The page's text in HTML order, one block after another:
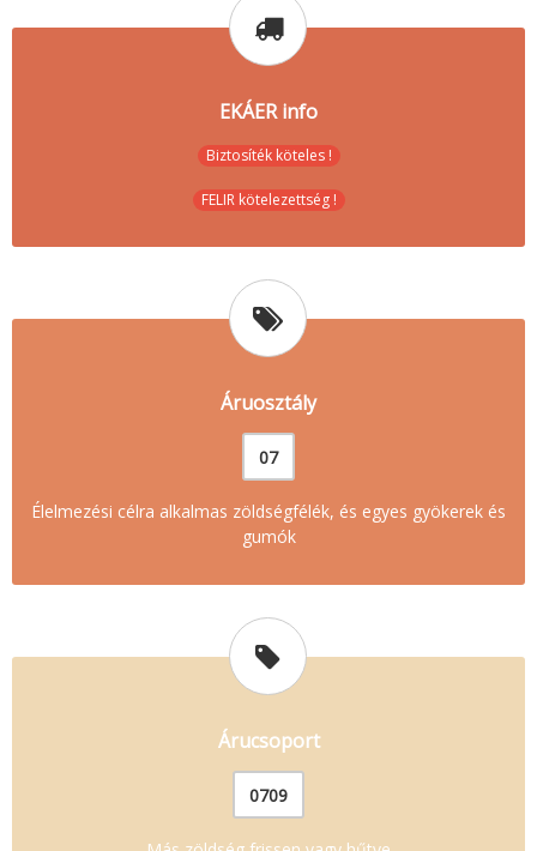
EKÁER info
Biztosíték köteles !
FELIR kötelezettség !
Áruosztály
07
Élelmezési célra alkalmas zöldségfélék, és egyes gyökerek és
gumók
Árucsoport
0709